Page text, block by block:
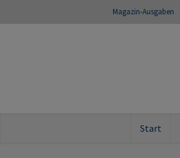
Magazin-Ausgaben
Start